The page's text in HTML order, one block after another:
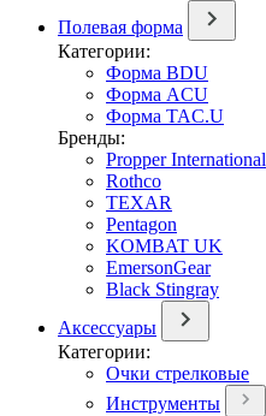
Полевая форма
Категории:
Форма BDU
Форма ACU
Форма TAC.U
Бренды:
Propper International
Rothco
TEXAR
Pentagon
KOMBAT UK
EmersonGear
Black Stingray
Аксессуары
Категории:
Очки стрелковые
Инструменты